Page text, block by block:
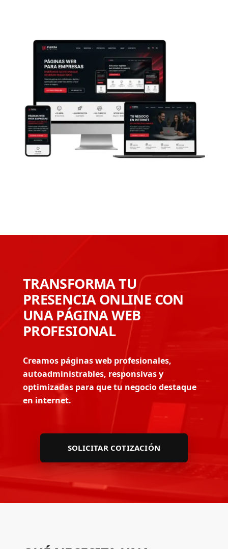
TRANSFORMA TU
PRESENCIA ONLINE CON
UNA PÁGINA WEB
PROFESIONAL
Creamos páginas web profesionales,
autoadministrables, responsivas y
optimizadas para que tu negocio destaque
en internet.
SOLICITAR COTIZACIÓN